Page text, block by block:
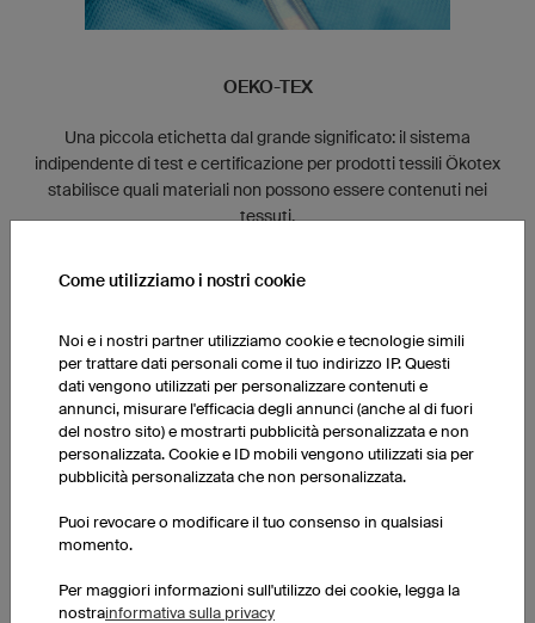
OEKO-TEX
Una piccola etichetta dal grande significato: il sistema
indipendente di test e certificazione per prodotti tessili Ökotex
stabilisce quali materiali non possono essere contenuti nei
tessuti.
Gestione efficace dell'energia
Tutti i nostri uffici e magazzini sono dotati di un elevato
grado di isolamento termico e l'illuminazione è
energetica estremamente efficace.
Come utilizziamo i nostri cookie
Noi e i nostri partner utilizziamo cookie e tecnologie simili
per trattare dati personali come il tuo indirizzo IP. Questi
dati vengono utilizzati per personalizzare contenuti e
annunci, misurare l'efficacia degli annunci (anche al di fuori
del nostro sito) e mostrarti pubblicità personalizzata e non
personalizzata. Cookie e ID mobili vengono utilizzati sia per
pubblicità personalizzata che non personalizzata.
Puoi revocare o modificare il tuo consenso in qualsiasi
momento.
Per maggiori informazioni sull'utilizzo dei cookie, legga la
nostrainformativa sulla privacy